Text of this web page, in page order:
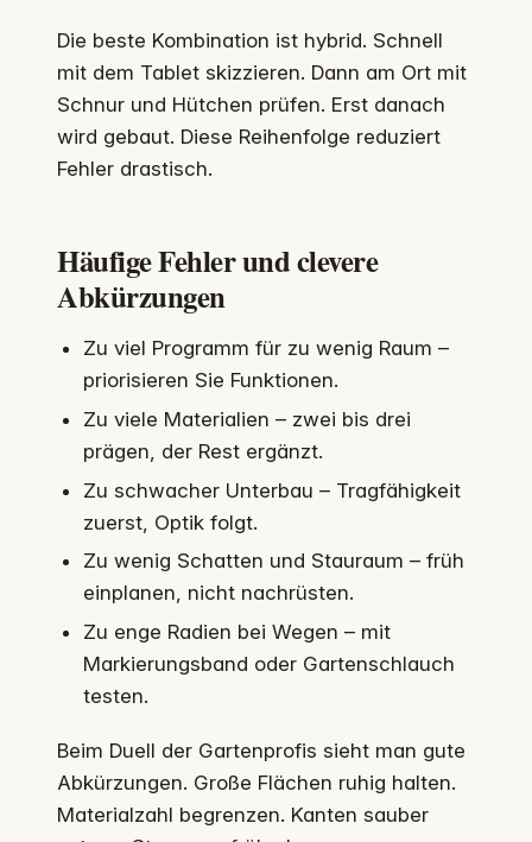
Die beste Kombination ist hybrid. Schnell
mit dem Tablet skizzieren. Dann am Ort mit
Schnur und Hütchen prüfen. Erst danach
wird gebaut. Diese Reihenfolge reduziert
Fehler drastisch.
Häufige Fehler und clevere
Abkürzungen
Zu viel Programm für zu wenig Raum –
priorisieren Sie Funktionen.
Zu viele Materialien – zwei bis drei
prägen, der Rest ergänzt.
Zu schwacher Unterbau – Tragfähigkeit
zuerst, Optik folgt.
Zu wenig Schatten und Stauraum – früh
einplanen, nicht nachrüsten.
Zu enge Radien bei Wegen – mit
Markierungsband oder Gartenschlauch
testen.
Beim Duell der Gartenprofis sieht man gute
Abkürzungen. Große Flächen ruhig halten.
Materialzahl begrenzen. Kanten sauber